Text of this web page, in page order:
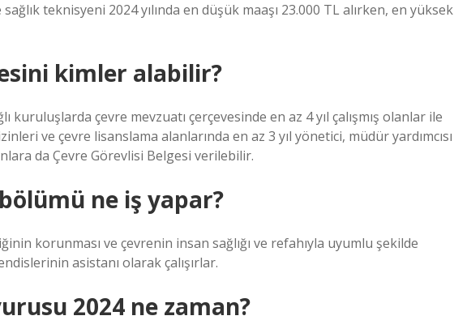
teknisyeni 2024 yılında en düşük maaşı 23.000 TL alırken, en yüksek
kimler alabilir?
kuruluşlarda çevre mevzuatı çerçevesinde en az 4 yıl çalışmış olanlar ile
ve çevre lisanslama alanlarında en az 3 yıl yönetici, müdür yardımcısı
da Çevre Görevlisi Belgesi verilebilir.
bölümü ne iş yapar?
korunması ve çevrenin insan sağlığı ve refahıyla uyumlu şekilde
asistanı olarak çalışırlar.
2024 ne zaman?